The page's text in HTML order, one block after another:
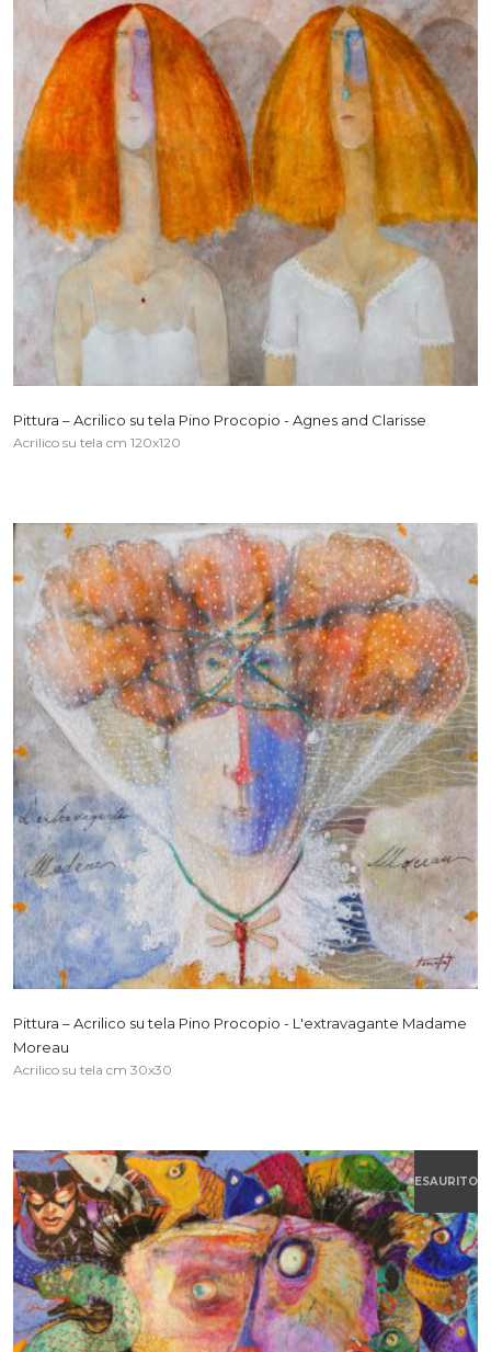
Pittura – Acrilico su tela Pino Procopio - Agnes and Clarisse
Acrilico su tela cm 120x120
Pittura – Acrilico su tela Pino Procopio - L'extravagante Madame
Moreau
Acrilico su tela cm 30x30
ESAURITO